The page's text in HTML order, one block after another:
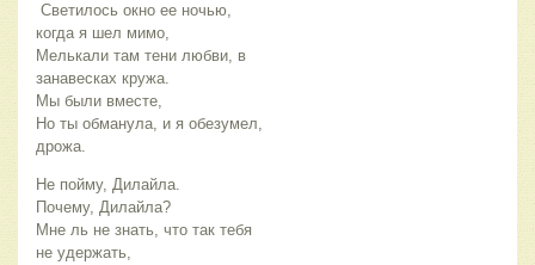
Светилось окно ее ночью,
когда я шел мимо,
Мелькали там тени любви, в
занавесках кружа.
Мы были вместе,
Но ты обманула, и я обезумел,
дрожа.
Не пойму, Дилайла.
Почему, Дилайла?
Мне ль не знать, что так тебя
не удержать,